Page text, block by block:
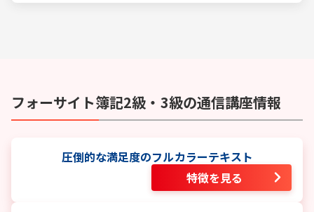
フォーサイト簿記2級・3級の通信講座情報
圧倒的な満足度のフルカラーテキスト
特徴を見る